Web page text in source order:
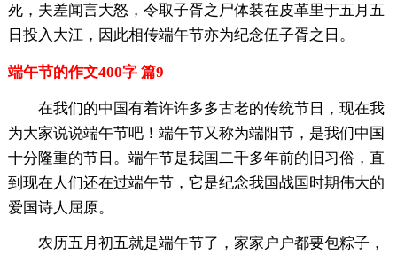
死，夫差闻言大怒，令取子胥之尸体装在皮革里于五月五
日投入大江，因此相传端午节亦为纪念伍子胥之日。
端午节的作文400字 篇9
在我们的中国有着许许多多古老的传统节日，现在我
为大家说说端午节吧！端午节又称为端阳节，是我们中国
十分隆重的节日。端午节是我国二千多年前的旧习俗，直
到现在人们还在过端午节，它是纪念我国战国时期伟大的
爱国诗人屈原。
农历五月初五就是端午节了，家家户户都要包粽子，